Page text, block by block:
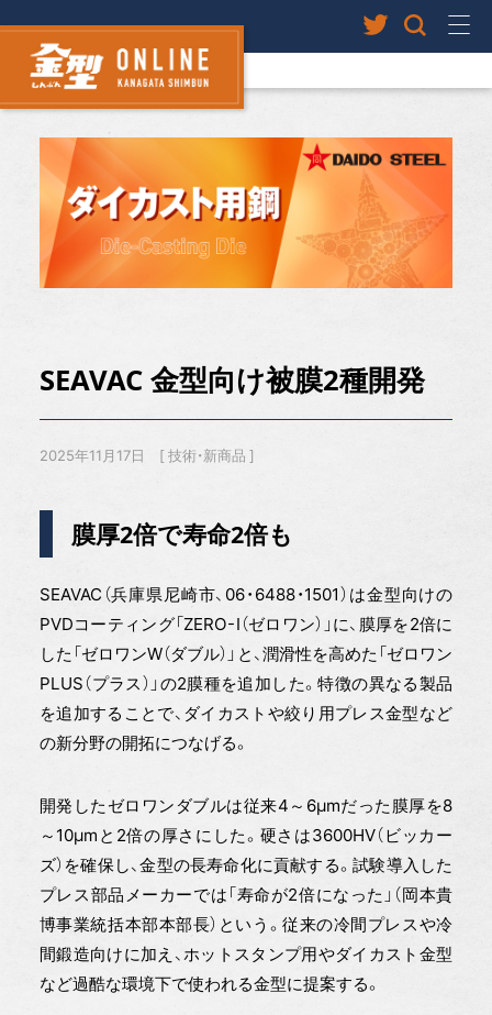
SEAVAC 金型向け被膜2種開発
2025年11月17日 技術・新商品
膜厚2倍で寿命2倍も
SEAVAC（兵庫県尼崎市、06・6488・1501）は金型向けの
PVDコーティング「ZERO-Ⅰ（ゼロワン）」に、膜厚を2倍に
した「ゼロワンW（ダブル）」と、潤滑性を高めた「ゼロワン
PLUS（プラス）」の2膜種を追加した。特徴の異なる製品
を追加することで、ダイカストや絞り用プレス金型など
の新分野の開拓につなげる。
開発したゼロワンダブルは従来4～6μmだった膜厚を8
～10μmと2倍の厚さにした。硬さは3600HV（ビッカー
ズ）を確保し、金型の長寿命化に貢献する。試験導入した
プレス部品メーカーでは「寿命が2倍になった」（岡本貴
博事業統括本部本部長）という。従来の冷間プレスや冷
間鍛造向けに加え、ホットスタンプ用やダイカスト金型
など過酷な環境下で使われる金型に提案する。